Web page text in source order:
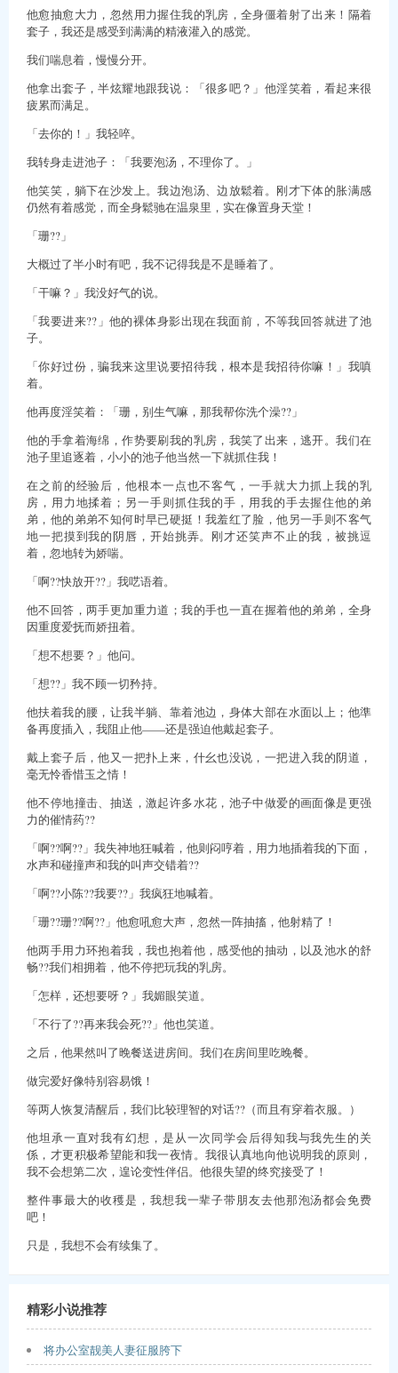
他愈抽愈大力，忽然用力握住我的乳房，全身僵着射了出来！隔着
套子，我还是感受到满满的精液灌入的感觉。
我们喘息着，慢慢分开。
他拿出套子，半炫耀地跟我说：「很多吧？」他淫笑着，看起来很
疲累而满足。
「去你的！」我轻啐。
我转身走进池子：「我要泡汤，不理你了。」
他笑笑，躺下在沙发上。我边泡汤、边放鬆着。刚才下体的胀满感
仍然有着感觉，而全身鬆驰在温泉里，实在像置身天堂！
「珊??」
大概过了半小时有吧，我不记得我是不是睡着了。
「干嘛？」我没好气的说。
「我要进来??」他的裸体身影出现在我面前，不等我回答就进了池
子。
「你好过份，骗我来这里说要招待我，根本是我招待你嘛！」我嗔
着。
他再度淫笑着：「珊，别生气嘛，那我帮你洗个澡??」
他的手拿着海绵，作势要刷我的乳房，我笑了出来，逃开。我们在
池子里追逐着，小小的池子他当然一下就抓住我！
在之前的经验后，他根本一点也不客气，一手就大力抓上我的乳
房，用力地揉着；另一手则抓住我的手，用我的手去握住他的弟
弟，他的弟弟不知何时早已硬挺！我羞红了脸，他另一手则不客气
地一把摸到我的阴唇，开始挑弄。刚才还笑声不止的我，被挑逗
着，忽地转为娇喘。
「啊??快放开??」我呓语着。
他不回答，两手更加重力道；我的手也一直在握着他的弟弟，全身
因重度爱抚而娇扭着。
「想不想要？」他问。
「想??」我不顾一切矜持。
他扶着我的腰，让我半躺、靠着池边，身体大部在水面以上；他準
备再度插入，我阻止他——还是强迫他戴起套子。
戴上套子后，他又一把扑上来，什幺也没说，一把进入我的阴道，
毫无怜香惜玉之情！
他不停地撞击、抽送，激起许多水花，池子中做爱的画面像是更强
力的催情药??
「啊??啊??」我失神地狂喊着，他则闷哼着，用力地插着我的下面，
水声和碰撞声和我的叫声交错着??
「啊??小陈??我要??」我疯狂地喊着。
「珊??珊??啊??」他愈吼愈大声，忽然一阵抽搐，他射精了！
他两手用力环抱着我，我也抱着他，感受他的抽动，以及池水的舒
畅??我们相拥着，他不停把玩我的乳房。
「怎样，还想要呀？」我媚眼笑道。
「不行了??再来我会死??」他也笑道。
之后，他果然叫了晚餐送进房间。我们在房间里吃晚餐。
做完爱好像特别容易饿！
等两人恢复清醒后，我们比较理智的对话??（而且有穿着衣服。）
他坦承一直对我有幻想，是从一次同学会后得知我与我先生的关
係，才更积极希望能和我一夜情。我很认真地向他说明我的原则，
我不会想第二次，遑论变性伴侣。他很失望的终究接受了！
整件事最大的收穫是，我想我一辈子带朋友去他那泡汤都会免费
吧！
只是，我想不会有续集了。
精彩小说推荐
将办公室靓美人妻征服胯下